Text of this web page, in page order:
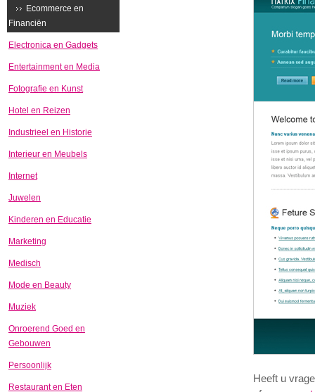
Ecommerce en
Financiën
Electronica en Gadgets
Entertainment en Media
Fotografie en Kunst
Hotel en Reizen
Industrieel en Historie
Interieur en Meubels
Internet
Juwelen
Kinderen en Educatie
Marketing
Medisch
Mode en Beauty
Muziek
Onroerend Goed en
Gebouwen
Persoonlijk
Restaurant en Eten
Heeft u